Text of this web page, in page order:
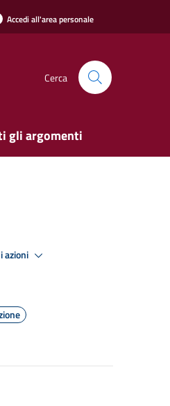
Accedi all'area personale
Cerca
gli argomenti
azioni